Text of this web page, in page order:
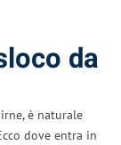
da
è naturale
dove entra in